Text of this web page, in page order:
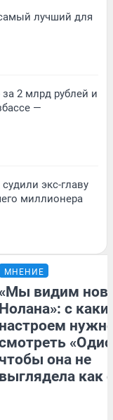
лучший для
2 млрд рублей и
—
экс-главу
миллионера
МНЕНИЕ
«Мы видим
Нолана»: с
настроем
чтобы она не
выглядела как